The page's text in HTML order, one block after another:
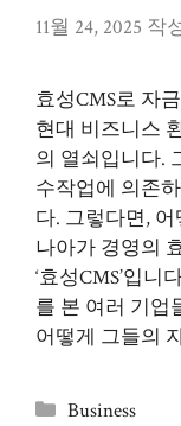
11월 24, 2025 작
효성CMS로 자
현대 비즈니스
의 열쇠입니다.
수작업에 의존
다. 그렇다면,
나아가 경영의
‘효성CMS’입
를 본 여러 기업
어떻게 그들의
카
Business